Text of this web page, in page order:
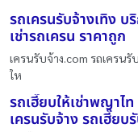
รถเครนรับจ้างเทิง บ
เช่ารถเครน ราคาถูก
เครนรับจ้าง.com รถเครนรั
ให
รถเฮี๊ยบให้เช่าพญาไ
เครนรับจ้าง รถเฮี๊ยบ